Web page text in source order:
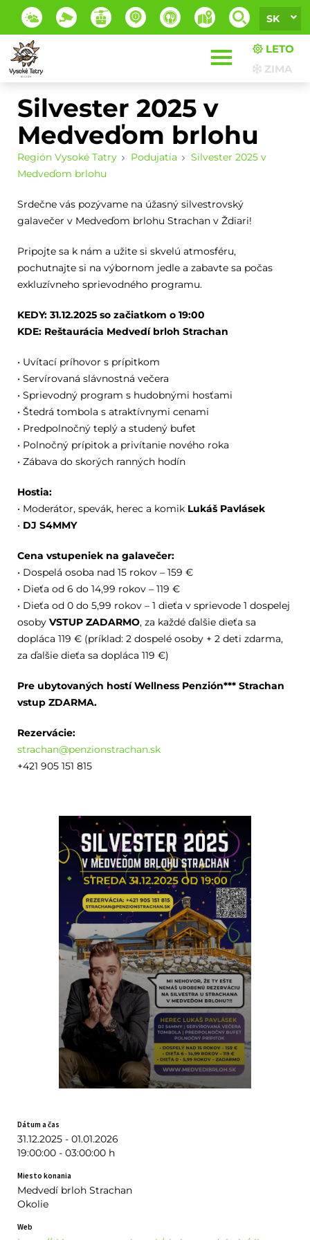
SK
LETO
ZIMA
Silvester 2025 v
Medveďom brlohu
Región Vysoké Tatry Podujatia
Silvester 2025 v
Medveďom brlohu
Srdečne vás pozývame na úžasný silvestrovský
galavečer v Medveďom brlohu Strachan v Ždiari!
Pripojte sa k nám a užite si skvelú atmosféru,
pochutnajte si na výbornom jedle a zabavte sa počas
exkluzívneho sprievodného programu.
KEDY: 31.12.2025 so začiatkom o 19:00
KDE: Reštaurácia Medvedí brloh Strachan
• Uvítací príhovor s prípitkom
• Servírovaná slávnostná večera
• Sprievodný program s hudobnými hosťami
• Štedrá tombola s atraktívnymi cenami
• Predpolnočný teplý a studený bufet
• Polnočný prípitok a privítanie nového roka
• Zábava do skorých ranných hodín
Hostia:
• Moderátor, spevák, herec a komik Lukáš Pavlásek
• DJ S4MMY
Cena vstupeniek na galavečer:
• Dospelá osoba nad 15 rokov – 159 €
• Dieťa od 6 do 14,99 rokov – 119 €
• Dieťa od 0 do 5,99 rokov – 1 dieťa v sprievode 1 dospelej
osoby VSTUP ZADARMO, za každé ďalšie dieťa sa
dopláca 119 € (príklad: 2 dospelé osoby + 2 deti zdarma,
za ďalšie dieťa sa dopláca 119 €)
Pre ubytovaných hostí Wellness Penzión*** Strachan
vstup ZDARMA.
Rezervácie:
strachan@penzionstrachan.sk
+421 905 151 815
Dátum a čas
31.12.2025 - 01.01.2026
19:00:00 - 03:00:00 h
Miesto konania
Medvedí brloh Strachan
Okolie
Web